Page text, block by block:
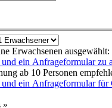
Erwachsenen ausgewählt:
ein Anfrageformular zu
ab 10 Personen
ein Anfrageformular für
»